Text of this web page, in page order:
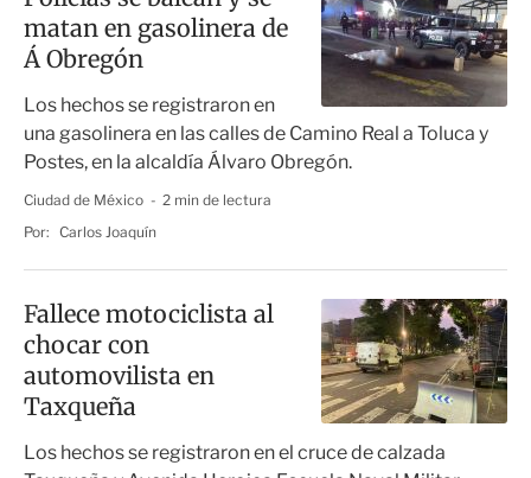
matan en gasolinera de
Á Obregón
Los hechos se registraron en
una gasolinera en las calles de Camino Real a Toluca y
Postes, en la alcaldía Álvaro Obregón.
Ciudad de México
2 min de lectura
Por: Carlos Joaquín
Fallece motociclista al
chocar con
automovilista en
Taxqueña
Los hechos se registraron en el cruce de calzada